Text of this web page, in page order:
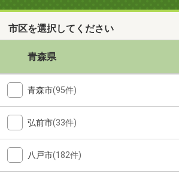
市区を選択してください
青森県
青森市(95件)
弘前市(33件)
八戸市(182件)